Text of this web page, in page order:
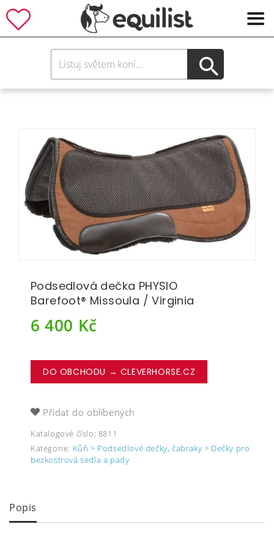
Podsedlová dečka PHYSIO
Barefoot® Missoula / Virginia
6 400 Kč
DO OBCHODU → CLEVERHORSE.CZ
Přidat do oblíbených
Katalogové číslo: 8811
Kategorie: Kůň > Podsedlové dečky, čabraky > Dečky pro
bezkostrová sedla a pady
Popis